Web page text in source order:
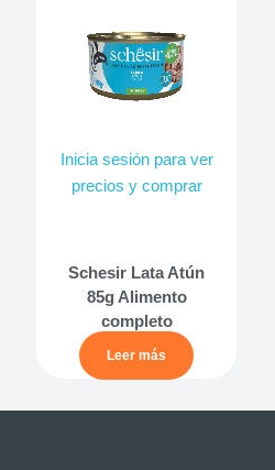
Inicia sesión para ver
precios y comprar
Schesir Lata Atún
85g Alimento
completo
Leer más